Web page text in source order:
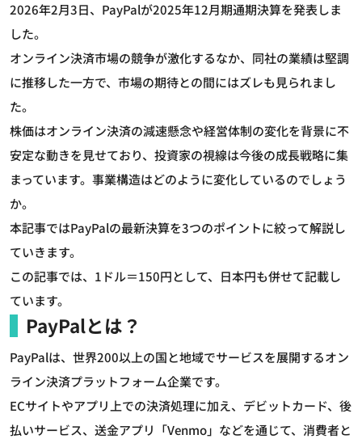
2026年2月3日、PayPalが2025年12月期通期決算を発表しま
した。
オンライン決済市場の競争が激化するなか、同社の業績は堅調
に推移した一方で、市場の期待との間にはズレも見られまし
た。
株価はオンライン決済の減速懸念や経営体制の変化を背景に不
安定な動きを見せており、投資家の視線は今後の成長戦略に集
まっています。事業構造はどのように変化しているのでしょう
か。
本記事ではPayPalの最新決算を3つのポイントに絞って解説し
ていきます。
この記事では、1ドル＝150円として、日本円も併せて記載し
ています。
PayPalとは？
PayPalは、世界200以上の国と地域でサービスを展開するオン
ライン決済プラットフォーム企業です。
ECサイトやアプリ上での決済処理に加え、デビットカード、後
払いサービス、送金アプリ「Venmo」などを通じて、消費者と